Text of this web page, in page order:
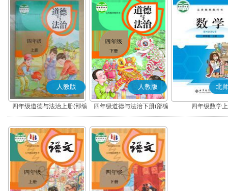
人教版
四年级道德与法治上册(部编
版)
人教版
四年级道德与法治下册(部编
版)
北
四年级数学